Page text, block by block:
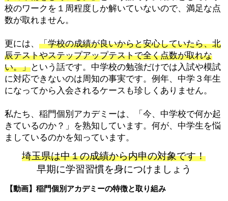
校のワークを１周程度しか解いていないので、満足な点
数が取れません。
更には、 「学校の成績が良いからと安心していたら、北
辰テストやステップアップテストで全く点数が取れな
い。」という話です。中学校の勉強だけでは入試や模試
に対応できないのは周知の事実です。例年、中学３年生
になってから入会されるケースも珍しくありません。
私たち、稲門個別アカデミーは、「今、中学校で何か起
きているのか？」を熟知しています。何が、中学生を悩
ましているのかを知っています。
埼玉県は中１の成績から内申の対象です！
早期に学習習慣を身につけましょう
【動画】稲門個別アカデミーの特徴と取り組み
タップして再生画面へ